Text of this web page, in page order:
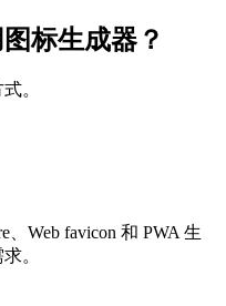
标生成器？
。
、Web favicon 和 PWA 生
。